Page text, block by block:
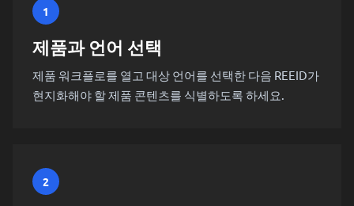
1
제품과 언어 선택
제품 워크플로를 열고 대상 언어를 선택한 다음 REEID가
현지화해야 할 제품 콘텐츠를 식별하도록 하세요.
2